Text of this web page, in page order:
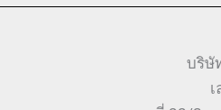
บริษั